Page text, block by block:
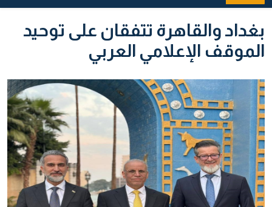
بغداد والقاهرة تتفقان على توحيد
الموقف الإعلامي العربي